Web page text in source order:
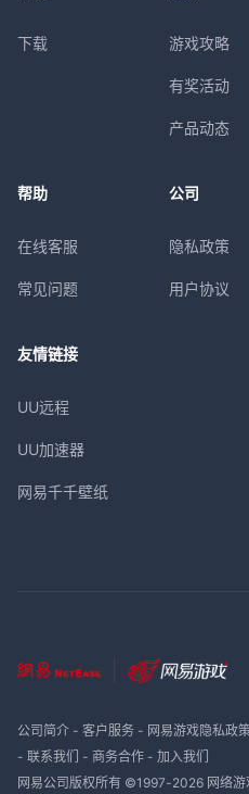
下载 游戏攻略
有奖活动
产品动态
帮助
在线客服
常见问题
公司
隐私政策
用户协议
友情链接
UU远程
UU加速器
网易千千壁纸
公司简介- 客户服务- 网易游戏隐私政
- 联系我们 - 商务合作- 加入我们
网易公司版权所有 ©1997-2026 网络